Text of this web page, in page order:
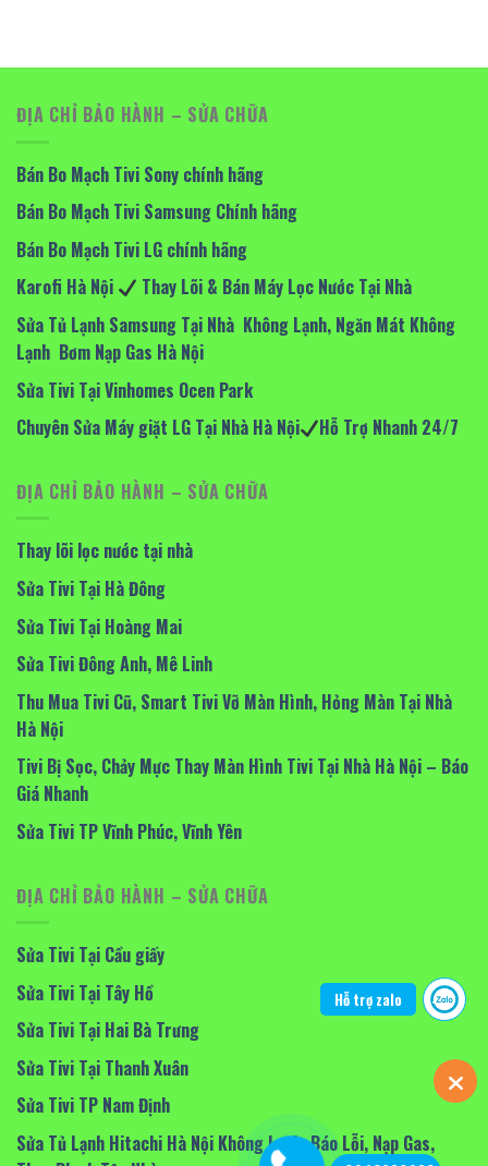
ĐỊA CHỈ BẢO HÀNH – SỬA CHỮA
Bán Bo Mạch Tivi Sony chính hãng
Bán Bo Mạch Tivi Samsung Chính hãng
Bán Bo Mạch Tivi LG chính hãng
Karofi Hà Nội
Thay Lõi & Bán Máy Lọc Nước Tại Nhà
Sửa Tủ Lạnh Samsung Tại Nhà Không Lạnh, Ngăn Mát Không
Lạnh Bơm Nạp Gas Hà Nội
Sửa Tivi Tại Vinhomes Ocen Park
Chuyên Sửa Máy giặt LG Tại Nhà Hà Nội
Hỗ Trợ Nhanh 24/7
ĐỊA CHỈ BẢO HÀNH – SỬA CHỮA
Thay lõi lọc nước tại nhà
Sửa Tivi Tại Hà Đông
Sửa Tivi Tại Hoàng Mai
Sửa Tivi Đông Anh, Mê Linh
Thu Mua Tivi Cũ, Smart Tivi Vỡ Màn Hình, Hỏng Màn Tại Nhà
Hà Nội
Tivi Bị Sọc, Chảy Mực Thay Màn Hình Tivi Tại Nhà Hà Nội – Báo
Giá Nhanh
Sửa Tivi TP Vĩnh Phúc, Vĩnh Yên
ĐỊA CHỈ BẢO HÀNH – SỬA CHỮA
Sửa Tivi Tại Cầu giấy
Sửa Tivi Tại Tây Hồ
Sửa Tivi Tại Hai Bà Trưng
Sửa Tivi Tại Thanh Xuân
Sửa Tivi TP Nam Định
Sửa Tủ Lạnh Hitachi Hà Nội Không Lạnh, Báo Lỗi, Nạp Gas,
Hỗ trợ zalo